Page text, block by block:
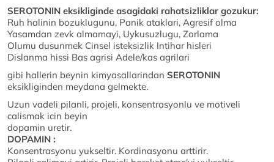
SEROTONIN eksikliginde asagidaki rahatsizliklar gozukur:
Ruh halinin bozuklugunu, Panik ataklari, Agresif olma
Yasamdan zevk almamayi, Uykusuzlugu, Zorlama
Olumu dusunmek Cinsel isteksizlik Intihar hisleri
Dislanma hissi Bas agrisi Adele/kas agrilari
gibi hallerin beynin kimyasallarindan SEROTONIN
eksikliginden meydana gelmekte.
Uzun vadeli pilanli, projeli, konsentrasyonlu ve motiveli
calismak icin beyin
dopamin uretir.
DOPAMIN :
Konsentrasyonu yukseltir. Kordinasyonu arttirir.